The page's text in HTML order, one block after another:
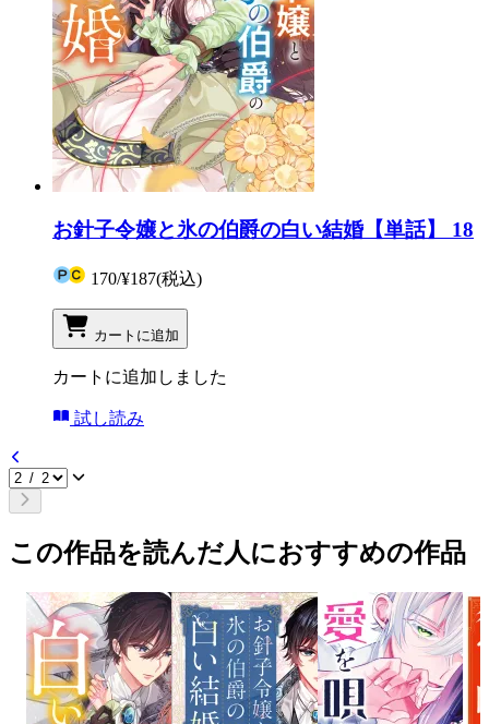
お針子令嬢と氷の伯爵の白い結婚【単話】 18
170/¥187(税込)
カートに追加
カートに追加しました
試し読み
この作品を読んだ人におすすめの作品